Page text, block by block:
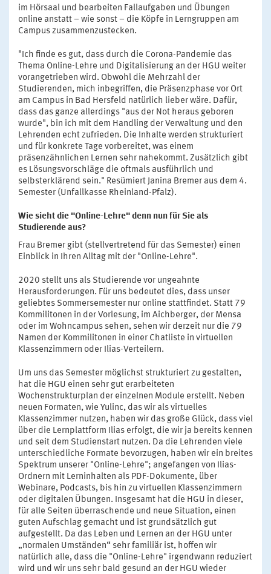
im Hörsaal und bearbeiten Fallaufgaben und Übungen
online anstatt – wie sonst – die Köpfe in Lerngruppen am
Campus zusammenzustecken.
"Ich finde es gut, dass durch die Corona-Pandemie das
Thema Online-Lehre und Digitalisierung an der HGU weiter
vorangetrieben wird. Obwohl die Mehrzahl der
Studierenden, mich inbegriffen, die Präsenzphase vor Ort
am Campus in Bad Hersfeld natürlich lieber wäre. Dafür,
dass das ganze allerdings "aus der Not heraus geboren
wurde", bin ich mit dem Handling der Verwaltung und den
Lehrenden echt zufrieden. Die Inhalte werden strukturiert
und für konkrete Tage vorbereitet, was einem
präsenzähnlichen Lernen sehr nahekommt. Zusätzlich gibt
es Lösungsvorschläge die oftmals ausführlich und
selbsterklärend sein." Resümiert Janina Bremer aus dem 4.
Semester (Unfallkasse Rheinland-Pfalz).
Wie sieht die "Online-Lehre" denn nun für Sie als
Studierende aus?
Frau Bremer gibt (stellvertretend für das Semester) einen
Einblick in Ihren Alltag mit der "Online-Lehre".
2020 stellt uns als Studierende vor ungeahnte
Herausforderungen. Für uns bedeutet dies, dass unser
geliebtes Sommersemester nur online stattfindet. Statt 79
Kommilitonen in der Vorlesung, im Aichberger, der Mensa
oder im Wohncampus sehen, sehen wir derzeit nur die 79
Namen der Kommilitonen in einer Chatliste in virtuellen
Klassenzimmern oder Ilias-Verteilern.
Um uns das Semester möglichst strukturiert zu gestalten,
hat die HGU einen sehr gut erarbeiteten
Wochenstrukturplan der einzelnen Module erstellt. Neben
neuen Formaten, wie Yulinc, das wir als virtuelles
Klassenzimmer nutzen, haben wir das große Glück, dass viel
über die Lernplattform Ilias erfolgt, die wir ja bereits kennen
und seit dem Studienstart nutzen. Da die Lehrenden viele
unterschiedliche Formate bevorzugen, haben wir ein breites
Spektrum unserer "Online-Lehre"; angefangen von Ilias-
Ordnern mit Lerninhalten als PDF-Dokumente, über
Webinare, Podcasts, bis hin zu virtuellen Klassenzimmern
oder digitalen Übungen. Insgesamt hat die HGU in dieser,
für alle Seiten überraschende und neue Situation, einen
guten Aufschlag gemacht und ist grundsätzlich gut
aufgestellt. Da das Leben und Lernen an der HGU unter
„normalen Umständen“ sehr familiär ist, hoffen wir
natürlich alle, dass die "Online-Lehre" irgendwann reduziert
wird und wir uns sehr bald gesund an der HGU wieder